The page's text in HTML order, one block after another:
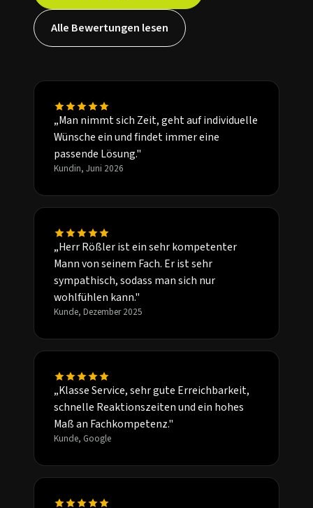
Alle Bewertungen lesen
„Man nimmt sich Zeit, geht auf individuelle
Wünsche ein und findet immer eine
passende Lösung."
Kundin, Juni 2026
„Herr Rößler ist ein sehr kompetenter
Mann von seinem Fach. Er ist sehr
sympathisch, sodass man sich nur
wohlfühlen kann."
Kunde, Dezember 2025
„Klasse Service, sehr gute Erreichbarkeit,
schnelle Reaktionszeiten und ein hohes
Maß an Fachkompetenz."
Kunde, Google